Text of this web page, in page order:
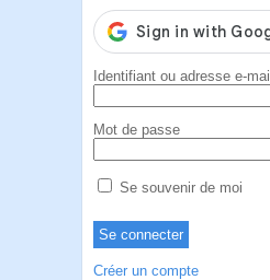
Identifiant ou adresse e-mail
Mot de passe
Se souvenir de moi
Créer un compte